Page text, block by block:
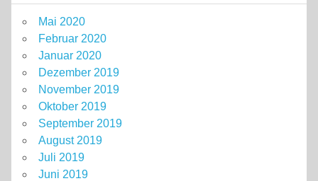
Mai 2020
Februar 2020
Januar 2020
Dezember 2019
November 2019
Oktober 2019
September 2019
August 2019
Juli 2019
Juni 2019